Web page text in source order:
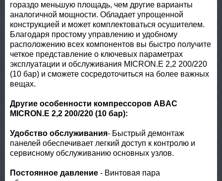
гораздо меньшую площадь, чем другие варианты
аналогичной мощности. Обладает упрощенной
конструкцией и может комплектоваться осушителем.
Благодаря простому управлению и удобному
расположению всех компонентов вы быстро получите
четкое представление о ключевых параметрах
эксплуатации и обслуживания MICRON.E 2,2 200/220
(10 бар) и сможете сосредоточиться на более важных
вещах.
Другие особенности компрессоров ABAC
MICRON.E 2,2 200/220 (10 бар):
Удобство обслуживания- Быстрый демонтаж
панелей обеспечивает легкий доступ к контролю и
сервисному обслуживанию основных узлов.
Постоянное давление - Винтовая пара